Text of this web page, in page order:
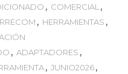
, COMERCIAL ,
, HERRAMIENTAS ,
, ADAPTADORES ,
, JUNIO2026 ,